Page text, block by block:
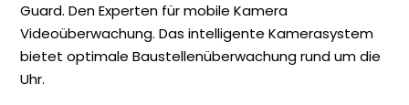
Guard. Den Experten für mobile Kamera
Videoüberwachung. Das intelligente Kamerasystem
bietet optimale Baustellenüberwachung rund um die
Uhr.